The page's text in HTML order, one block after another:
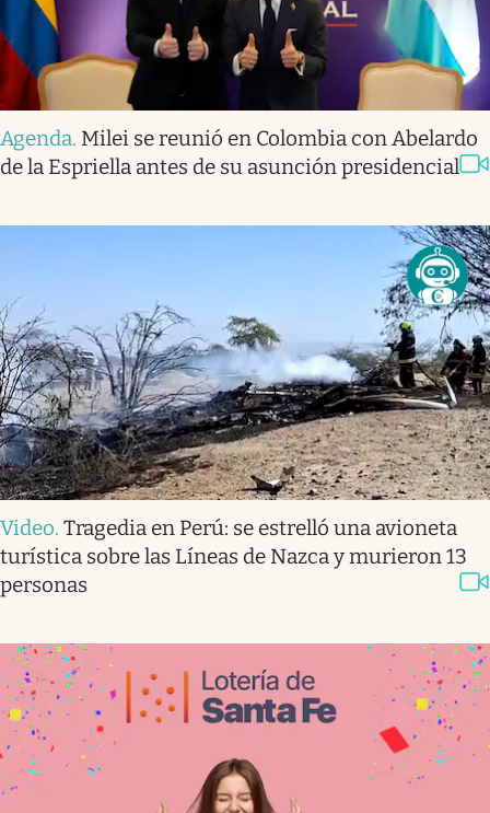
Agenda. Milei se reunió en Colombia con Abelardo
de la Espriella antes de su asunción presidencial
Video. Tragedia en Perú: se estrelló una avioneta
turística sobre las Líneas de Nazca y murieron 13
personas